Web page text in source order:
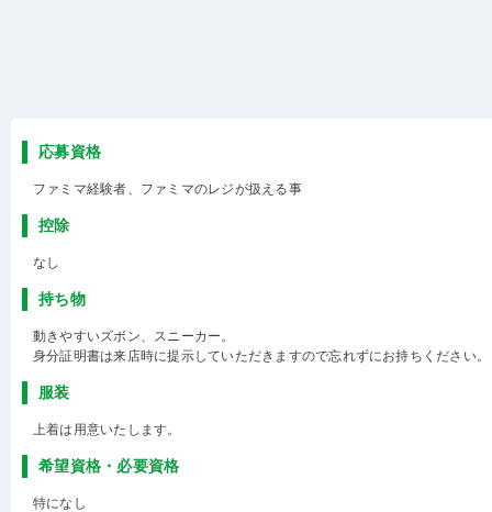
応募資格
ファミマ経験者、ファミマのレジが扱える事
控除
なし
持ち物
動きやすいズボン、スニーカー。
身分証明書は来店時に提示していただきますので忘れずにお持ちください。
服装
上着は用意いたします。
希望資格・必要資格
特になし